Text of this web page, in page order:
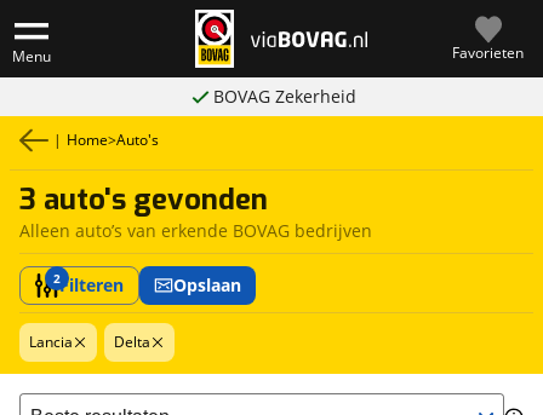
Menu Favorieten
BOVAG Zekerheid
| Home>Auto's
3 auto's gevonden
Alleen auto’s van erkende BOVAG bedrijven
2Filteren Opslaan
Lancia Delta